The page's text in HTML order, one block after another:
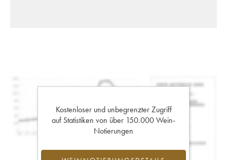
Kostenloser und unbegrenzter Zugriff
auf Statistiken von über 150.000 Wein-
Notierungen